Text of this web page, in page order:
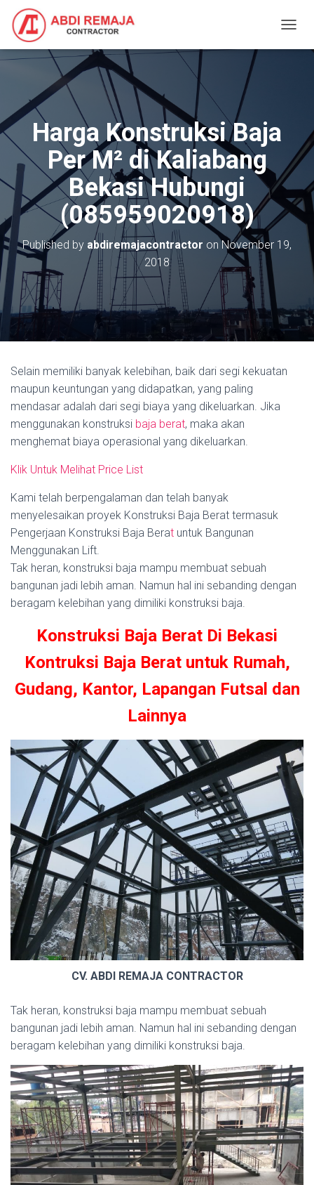
O
G
Harga Konstruksi Baja
Per M² di Kaliabang
Bekasi Hubungi
(085959020918)
Published by abdiremajacontractor onNovember 19,
2018
Selain memiliki banyak kelebihan, baik dari segi kekuatan
maupun keuntungan yang didapatkan, yang paling
mendasar adalah dari segi biaya yang dikeluarkan. Jika
menggunakan konstruksi baja berat, maka akan
menghemat biaya operasional yang dikeluarkan.
Klik Untuk Melihat Price List
Kami telah berpengalaman dan telah banyak
menyelesaikan proyek Konstruksi Baja Berat termasuk
Pengerjaan Konstruksi Baja Berat untuk Bangunan
Menggunakan Lift.
Tak heran, konstruksi baja mampu membuat sebuah
bangunan jadi lebih aman. Namun hal ini sebanding dengan
beragam kelebihan yang dimiliki konstruksi baja.
Konstruksi Baja Berat Di Bekasi
Kontruksi Baja Berat untuk Rumah,
Gudang, Kantor, Lapangan Futsal dan
Lainnya
CV. ABDI REMAJA CONTRACTOR
Tak heran, konstruksi baja mampu membuat sebuah
bangunan jadi lebih aman. Namun hal ini sebanding dengan
beragam kelebihan yang dimiliki konstruksi baja.